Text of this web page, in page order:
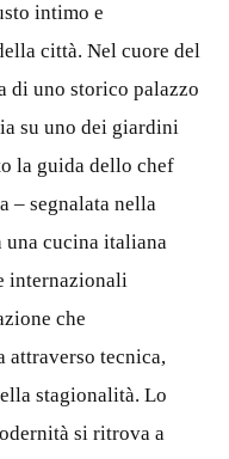
intimo e
città. Nel cuore del
di uno storico palazzo
su uno dei giardini
la guida dello chef
– segnalata nella
cucina italiana
internazionali
che
attraverso tecnica,
stagionalità. Lo
si ritrova a